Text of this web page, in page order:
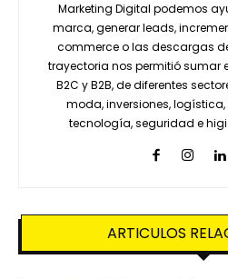
Marketing Digital podemos
marca, generar leads,
commerce o las descargas
trayectoria nos permitió sumar
B2C y B2B, de diferentes
moda, inversiones,
tecnología, seguridad e
ARTICULOS